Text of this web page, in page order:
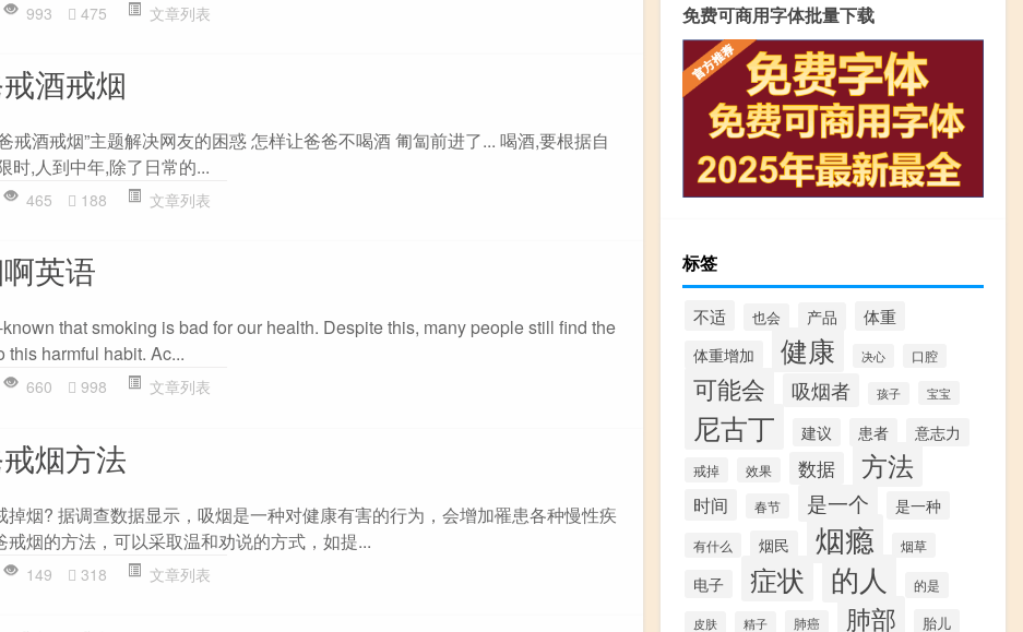
993 475 文章列表
酒戒烟
戒酒戒烟”主题解决网友的困惑 怎样让爸爸不喝酒 匍匐前进了... 喝酒,要根据自
时,人到中年,除了日常的...
465 188 文章列表
英语
that smoking is bad for our health. Despite this, many people still find the
this harmful habit. Ac...
660 998 文章列表
烟方法
掉烟? 据调查数据显示，吸烟是一种对健康有害的行为，会增加罹患各种慢性疾
戒烟的方法，可以采取温和劝说的方式，如提...
149 318 文章列表
免费可商用字体批量下载
标签
不适 也会 产品 体重
体重增加 健康 决心 口腔
可能会 吸烟者 孩子 宝宝
尼古丁 建议 患者 意志力
戒掉 效果 数据 方法
时间 春节 是一个 是一种
有什么 烟民 烟瘾 烟草
电子 症状 的人 的是
皮肤 精子 肺癌 肺部 胎儿